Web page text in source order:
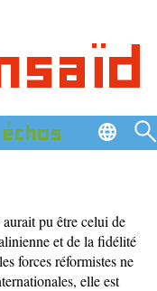
échos
pu être celui de
et de la fidélité
forces réformistes ne
elle est